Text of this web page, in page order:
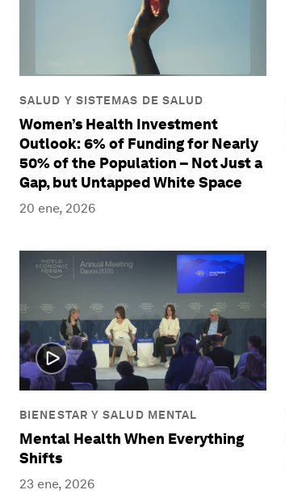
SALUD Y SISTEMAS DE SALUD
Women’s Health Investment
Outlook: 6% of Funding for Nearly
50% of the Population – Not Just a
Gap, but Untapped White Space
20 ene, 2026
BIENESTAR Y SALUD MENTAL
Mental Health When Everything
Shifts
23 ene, 2026